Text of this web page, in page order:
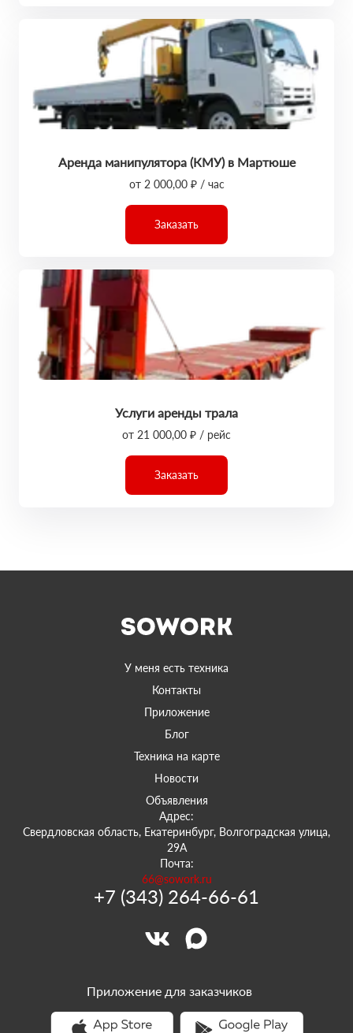
Аренда манипулятора (КМУ) в Мартюше
от 2 000,00 ₽ / час
Заказать
Услуги аренды трала
от 21 000,00 ₽ / рейс
Заказать
У меня есть техника
Контакты
Приложение
Блог
Техника на карте
Новости
Объявления
Адрес:
Свердловская область, Екатеринбург, Волгоградская улица,
29А
Почта:
66@sowork.ru
+7 (343) 264-66-61
Приложение для заказчиков